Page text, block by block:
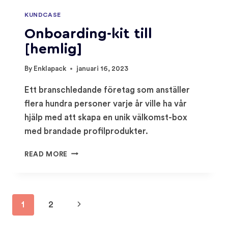
KUNDCASE
Onboarding-kit till
[hemlig]
By Enklapack januari 16, 2023
Ett branschledande företag som anställer
flera hundra personer varje år ville ha vår
hjälp med att skapa en unik välkomst-box
med brandade profilprodukter.
READ MORE ONBOARDING-
Page
navigation
1 2 Next